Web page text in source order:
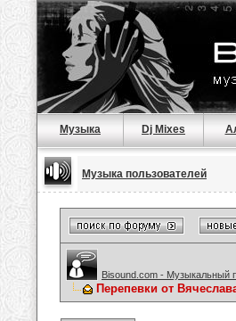
Музыка Dj Mixes
Музыка пользователей
Bisound.com - Музыкальный
Перепевки от